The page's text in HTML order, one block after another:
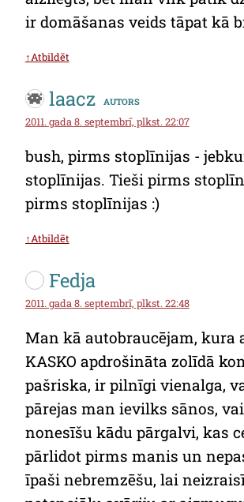
ir domāšanas veids tāpat kā
↑Atbildēt
laacz autors
2011. gada 8. septembrī, plkst. 22:07
bush, pirms stoplīnijas -
stoplīnijas. Tieši pirms
pirms stoplīnijas :)
↑Atbildēt
Fedja
2011. gada 8. septembrī, plkst. 22:48
Man kā autobraucējam, kura
KASKO apdrošināta zolīdā
pašriska, ir pilnīgi vienalga,
pārejas man ievilks sānos,
nonesīšu kādu pārgalvi, kas
pārlidot pirms manis un
īpaši nebremzēšu, lai